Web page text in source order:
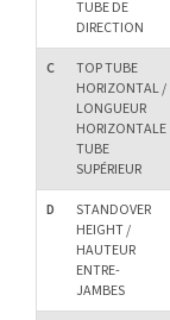
TUBE DE
DIRECTION
C
TOP TUBE
HORIZONTAL /
LONGUEUR
HORIZONTALE
TUBE
SUPÉRIEUR
D
STANDOVER
HEIGHT /
HAUTEUR
ENTRE-
JAMBES